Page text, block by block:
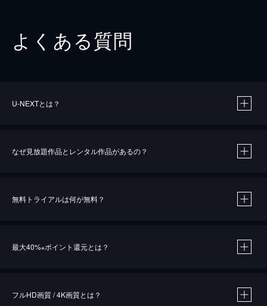
よくある質問
U-NEXTとは？
なぜ見放題作品とレンタル作品があるの？
無料トライアルは何が無料？
最大40%※ポイント還元とは？
フルHD画質 / 4K画質とは？